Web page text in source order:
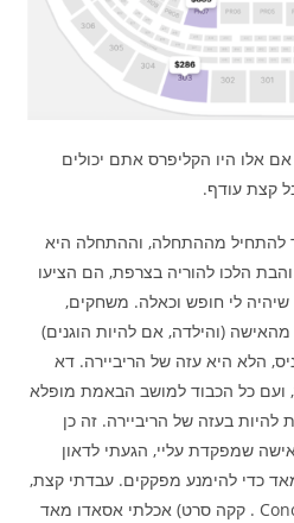
אלו היו הקליפרס אתם יכולים
קצת עודף.
להתחיל מההתחלה, וההתחלה היא
הלכו להוריה בצרפת, הם הציעו
לי חופש וכאלה. משחקים,
(והילדה, אם להיות הוגנים)
הלא היא עזה של הריביירה. דא
כל הכבוד למושב הבאמת מופלא
להיות בעזה של הריביירה. זה כן
שמפקדת עליי, הגעתי לדאון
כדי להימנע מפקקים. עבדתי קצת,
ראיתי סרט מחורבן קצת (Conclave . קקה סרט) אכלתי אסאדו מאד